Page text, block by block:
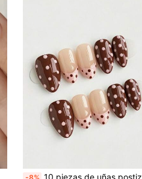
10 piezas de uñas postizas cortas con forma de almendra, diseño de punta francesa marrón otoñal con lunares, material acrílico, adecuadas para el lugar de trabajo o citas casuales y otras ocasiones